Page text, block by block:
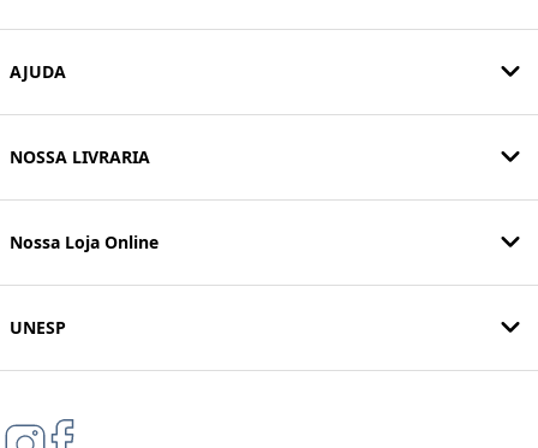
AJUDA
NOSSA LIVRARIA
Nossa Loja Online
UNESP